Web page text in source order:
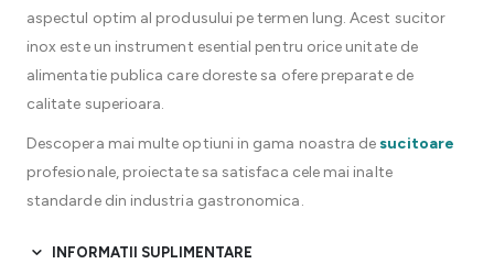
aspectul optim al produsului pe termen lung. Acest sucitor
inox este un instrument esential pentru orice unitate de
alimentatie publica care doreste sa ofere preparate de
calitate superioara.
Descopera mai multe optiuni in gama noastra desucitoare
profesionale, proiectate sa satisfaca cele mai inalte
standarde din industria gastronomica.
INFORMATII SUPLIMENTARE